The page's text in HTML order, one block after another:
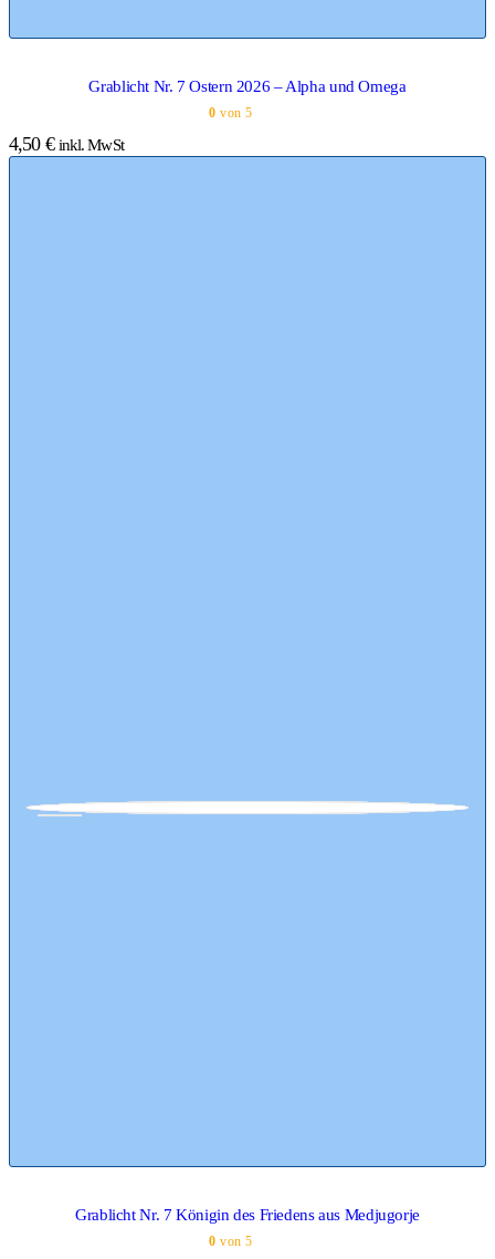
Grablicht Nr. 7 Ostern 2026 – Alpha und Omega
0 von 5
4,50 € inkl. MwSt
Grablicht Nr. 7 Königin des Friedens aus Medjugorje
0 von 5